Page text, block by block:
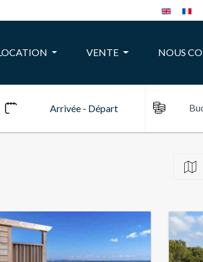
VENTE NOUS